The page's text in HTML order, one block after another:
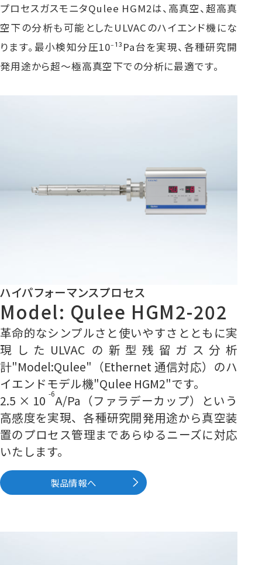
プロセスガスモニタQulee HGM2は、高真空、超高真
空下の分析も可能としたULVACのハイエンド機にな
ります。最小検知分圧10⁻¹³Pa台を実現、各種研究開
発用途から超～極高真空下での分析に最適です。
ハイパフォーマンスプロセス
Model: Qulee HGM2-202
革命的なシンプルさと使いやすさとともに実
現したULVAC の新型残留ガス分析
計"Model:Qulee" （Ethernet 通信対応）のハ
イエンドモデル機"Qulee HGM2"です。
2.5 × 10 -6A/Pa（ファラデーカップ）という
高感度を実現、各種研究開発用途から真空装
置のプロセス管理まであらゆるニーズに対応
いたします。
製品情報へ